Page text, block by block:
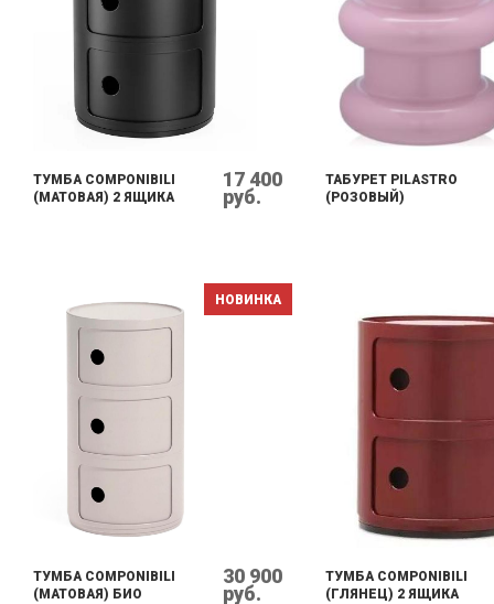
ТУМБА COMPONIBILI
(МАТОВАЯ) 2 ЯЩИКА
17 400
руб.
ТАБУРЕТ PILASTRO
(РОЗОВЫЙ)
НОВИНКА
ТУМБА COMPONIBILI
(МАТОВАЯ) БИО
30 900
руб.
ТУМБА COMPONIBILI
(ГЛЯНЕЦ) 2 ЯЩИКА